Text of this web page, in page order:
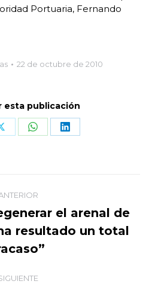
Portuaria, Fernando
22 de octubre de 2010
esta publicación
Share Share Share
Publicación
anterior:
el arenal de
resultado un total